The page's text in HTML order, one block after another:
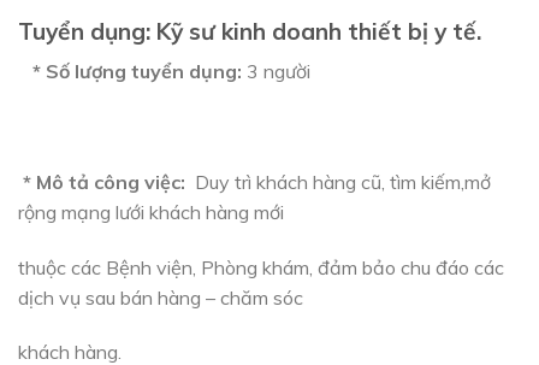
Tuyển dụng: Kỹ sư kinh doanh thiết bị y tế.
* Số lượng tuyển dụng: 3 người
* Mô tả công việc: Duy trì khách hàng cũ, tìm kiếm,mở
rộng mạng lưới khách hàng mới
thuộc các Bệnh viện, Phòng khám, đảm bảo chu đáo các
dịch vụ sau bán hàng – chăm sóc
khách hàng.